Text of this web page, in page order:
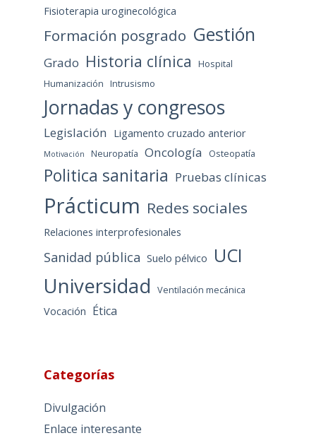
Fisioterapia uroginecológica
Formación posgrado Gestión
Grado Historia clínica
Hospital
Humanización Intrusismo
Jornadas y congresos
Legislación Ligamento cruzado anterior
Motivación Neuropatía Oncología Osteopatía
Politica sanitaria Pruebas clínicas
Prácticum Redes sociales
Relaciones interprofesionales
Sanidad pública Suelo pélvico UCI
Universidad Ventilación mecánica
Vocación Ética
Categorías
Divulgación
Enlace interesante